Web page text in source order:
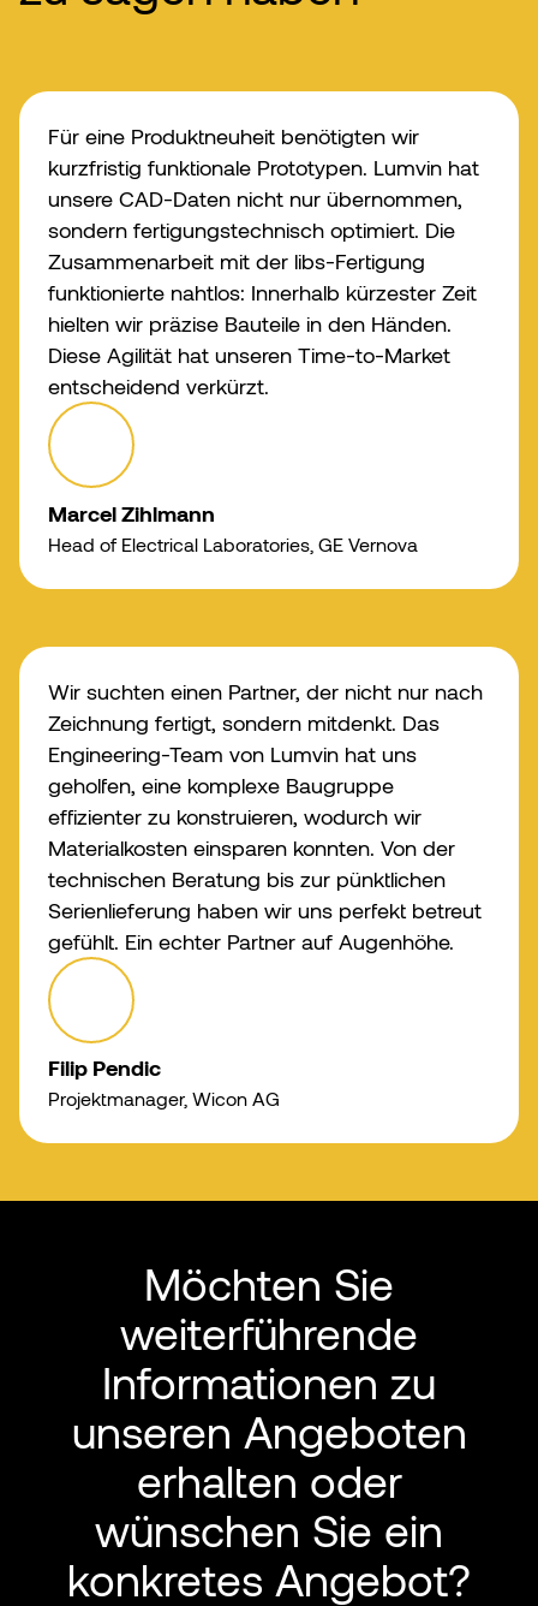
Für eine Produktneuheit benötigten wir
kurzfristig funktionale Prototypen. Lumvin hat
unsere CAD-Daten nicht nur übernommen,
sondern fertigungstechnisch optimiert. Die
Zusammenarbeit mit der libs-Fertigung
funktionierte nahtlos: Innerhalb kürzester Zeit
hielten wir präzise Bauteile in den Händen.
Diese Agilität hat unseren Time-to-Market
entscheidend verkürzt.
Marcel Zihlmann
Head of Electrical Laboratories, GE Vernova
Wir suchten einen Partner, der nicht nur nach
Zeichnung fertigt, sondern mitdenkt. Das
Engineering-Team von Lumvin hat uns
geholfen, eine komplexe Baugruppe
effizienter zu konstruieren, wodurch wir
Materialkosten einsparen konnten. Von der
technischen Beratung bis zur pünktlichen
Serienlieferung haben wir uns perfekt betreut
gefühlt. Ein echter Partner auf Augenhöhe.
Filip Pendic
Projektmanager, Wicon AG
Möchten Sie
weiterführende
Informationen zu
unseren Angeboten
erhalten oder
wünschen Sie ein
konkretes Angebot?